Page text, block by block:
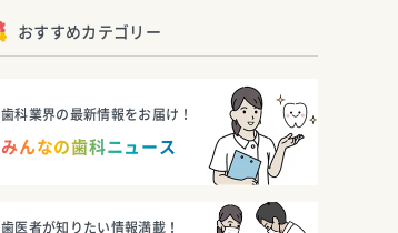
おすすめカテゴリー
歯科業界の最新情報をお届け！
みんなの歯科ニュース
歯医者が知りたい情報満載！